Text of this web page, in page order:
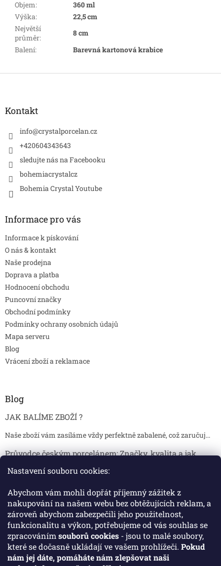
Nastavení souboru cookies:
Abychom vám mohli dopřát příjemný zážitek z
nakupování na našem webu bez obtěžujících reklam, a
zároveň abychom zabezpečili jeho použitelnost,
funkcionalitu a výkon, potřebujeme od vás souhlas se
zpracováním souborů cookies - jsou to malé soubory,
které se dočasně ukládají ve vašem prohlížeči. Pokud
nám jej dáte, pomáháte nám zlepšovat naši
Objem:
360 ml
Výška:
22,5 cm
Největší
průměr:
8 cm
Balení: Barevná kartonová krabice
Z
Kontakt
info@crystalporcelan.cz
+420604343643
sledujte nás na Facebooku
bohemiacrystalcz
Bohemia Crystal Youtube
Informace pro vás
Informace k pískování
O nás & kontakt
Naše prodejna
Doprava a platba
Hodnocení obchodu
Puncovní značky
Obchodní podmínky
Podmínky ochrany osobních údajů
Mapa serveru
Blog
Vrácení zboží a reklamace
Blog
JAK BALÍME ZBOŽÍ ?
Naše zboží vám zasíláme vždy perfektně zabalené, což zaručuj...
Průvodce českým porcelánem: Značky, kvalita a jak
Jak skladovat broušené sklenice, aby se nepoškodily?
Broušené sklenice jsou symbolem elegance, tradice a luxusu. ...
Facebook